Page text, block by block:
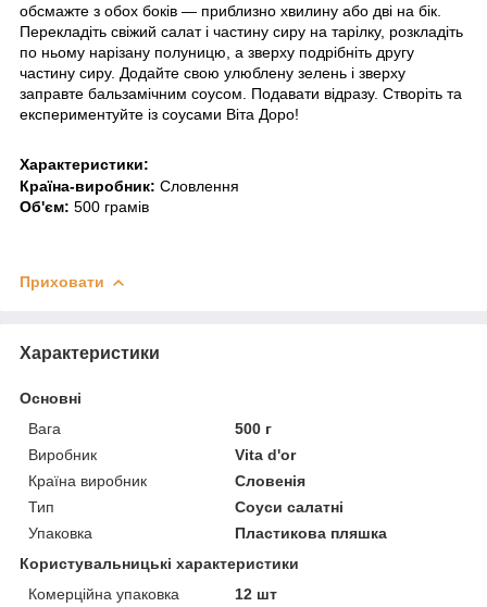
обсмажте з обох боків — приблизно хвилину або дві на бік.
Перекладіть свіжий салат і частину сиру на тарілку, розкладіть
по ньому нарізану полуницю, а зверху подрібніть другу
частину сиру. Додайте свою улюблену зелень і зверху
заправте бальзамічним соусом. Подавати відразу. Створіть та
експериментуйте із соусами Віта Доро!
Характеристики:
Країна-виробник: Словлення
Об'єм: 500 грамів
Приховати
Характеристики
Основні
Вага
500 г
Виробник
Vita d'or
Країна виробник
Словенія
Тип
Соуси салатні
Упаковка
Пластикова пляшка
Користувальницькі характеристики
Комерційна упаковка
12 шт